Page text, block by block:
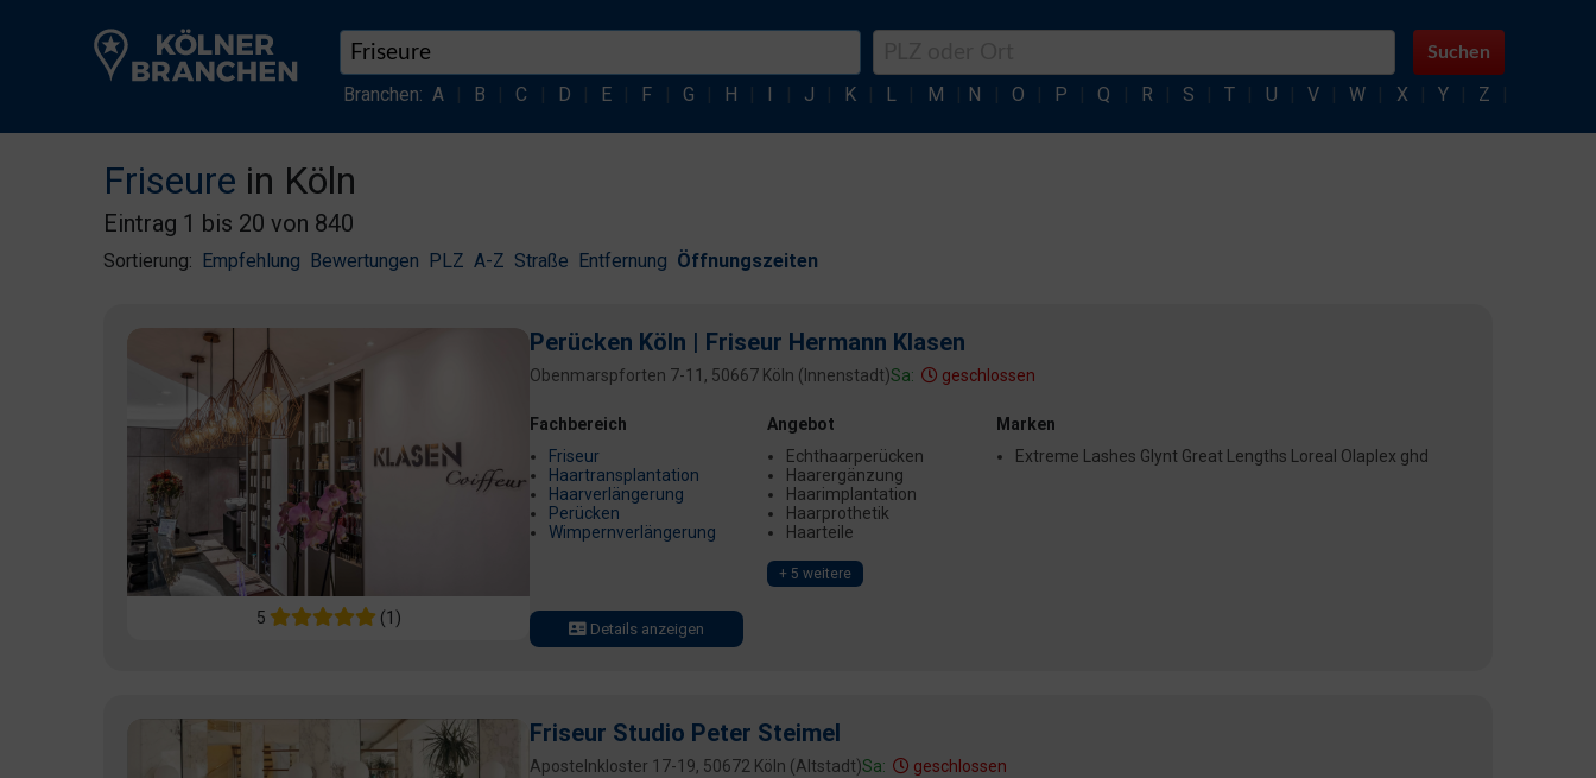
Suchen
Branchen: A B C D E F G H I J K L M N O P Q R S T U V W X Y Z
Friseure in Köln
Eintrag 1 bis 20 von 840
Sortierung: Empfehlung Bewertungen PLZ A-Z Straße Entfernung Öffnungszeiten
5 (1)
Perücken Köln | Friseur Hermann Klasen
Obenmarspforten 7-11, 50667 Köln (Innenstadt)Sa: geschlossen
Fachbereich
Friseur
Haartransplantation
Haarverlängerung
Perücken
Wimpernverlängerung
Angebot
Echthaarperücken
Haarergänzung
Haarimplantation
Haarprothetik
Haarteile
+ 5 weitere
Marken
Extreme Lashes Glynt Great Lengths Loreal Olaplex ghd
Details anzeigen
Friseur Studio Peter Steimel
Apostelnkloster 17-19, 50672 Köln (Altstadt)Sa: geschlossen